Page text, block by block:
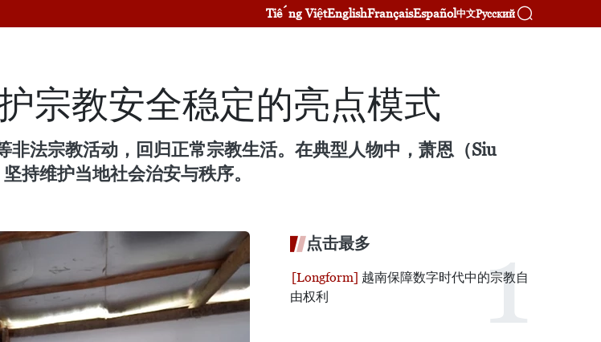
Tiếng ViệtEnglishFrançaisEspañol中文Русский
宗教安全稳定的亮点模式
非法宗教活动，回归正常宗教生活。在典型人物中，萧恩（Siu
持维护当地社会治安与秩序。
点击最多
越南保障数字时代中的宗教自
由权利